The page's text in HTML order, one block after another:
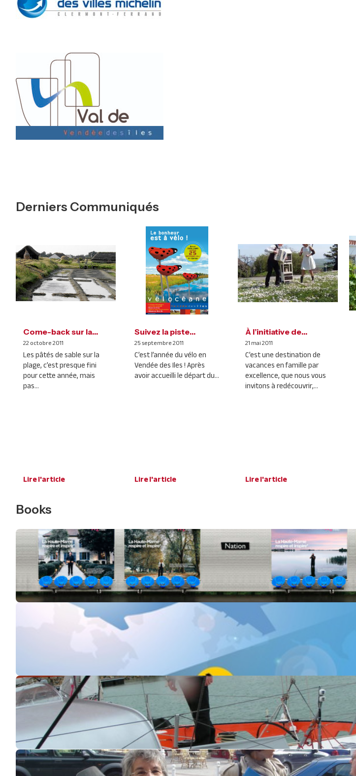
Derniers Communiqués
Come-back sur la…
22 octobre 2011
Les pâtés de sable sur la
plage, c’est presque fini
pour cette année, mais
pas...
Lire l'article
Suivez la piste…
25 septembre 2011
C’est l’année du vélo en
Vendée des Iles ! Après
avoir accueilli le départ du...
Lire l'article
À l’initiative de…
21 mai 2011
C’est une destination de
vacances en famille par
excellence, que nous vous
invitons à redécouvrir,...
Lire l'article
Books